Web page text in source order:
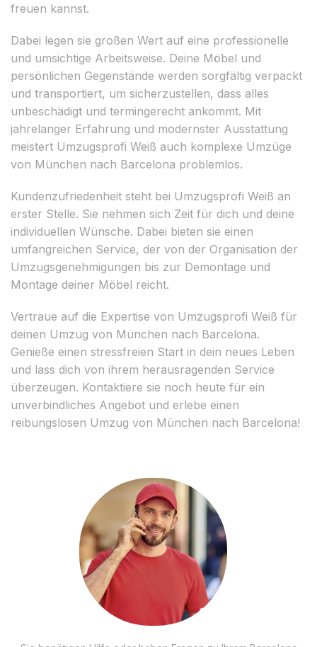
freuen kannst.
Dabei legen sie großen Wert auf eine professionelle
und umsichtige Arbeitsweise. Deine Möbel und
persönlichen Gegenstände werden sorgfältig verpackt
und transportiert, um sicherzustellen, dass alles
unbeschädigt und termingerecht ankommt. Mit
jahrelanger Erfahrung und modernster Ausstattung
meistert Umzugsprofi Weiß auch komplexe Umzüge
von München nach Barcelona problemlos.
Kundenzufriedenheit steht bei Umzugsprofi Weiß an
erster Stelle. Sie nehmen sich Zeit für dich und deine
individuellen Wünsche. Dabei bieten sie einen
umfangreichen Service, der von der Organisation der
Umzugsgenehmigungen bis zur Demontage und
Montage deiner Möbel reicht.
Vertraue auf die Expertise von Umzugsprofi Weiß für
deinen Umzug von München nach Barcelona.
Genieße einen stressfreien Start in dein neues Leben
und lass dich von ihrem herausragenden Service
überzeugen. Kontaktiere sie noch heute für ein
unverbindliches Angebot und erlebe einen
reibungslosen Umzug von München nach Barcelona!